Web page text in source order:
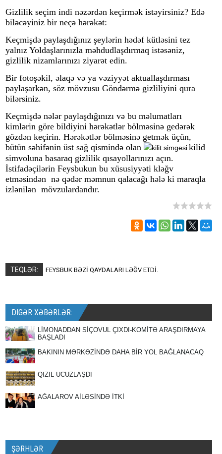
Gizlilik seçim indi nəzərdən keçirmək istəyirsiniz? Edə
biləcəyiniz bir neçə hərəkət:
Keçmişdə paylaşdığınız şeylərin hədəf kütləsini tez
yalnız Yoldaşlarınızla məhdudlaşdırmaq istəsəniz,
gizlilik nizamlarınızı ziyarət edin.
Bir fotoşəkil, əlaqə və ya vəziyyət aktuallaşdırması
paylaşarkən, söz mövzusu Göndərmə gizliliyini qura
bilərsiniz.
Keçmişdə nələr paylaşdığınızı və bu məlumatları
kimlərin göre bildiyini hərəkətlər bölməsinə gedərək
gözdən keçirin. Hərəkətlər bölməsinə getmək üçün,
bütün səhifənin üst sağ qismində olan
kilid
simvoluna basaraq gizlilik qısayollarınızı açın.
İstifadəçilərin Feysbukun bu xüsusiyyəti kləğv
etməsindən nə qədər məmnun qalacağı hələ ki maraqla
izlənilən mövzulardandır.
TEQLƏR: FEYSBUK BƏZİ QAYDALARI LƏĞV ETDİ.
DIGƏR XƏBƏRLƏR:
LİMONADDAN SİÇOVUL ÇIXDI-KOMİTƏ ARAŞDIRMAYA
BAŞLADI
BAKININ MƏRKƏZİNDƏ DAHA BİR YOL BAĞLANACAQ
QIZIL UCUZLAŞDI
AĞALAROV AİLƏSİNDƏ İTKİ
ŞƏRHLƏR